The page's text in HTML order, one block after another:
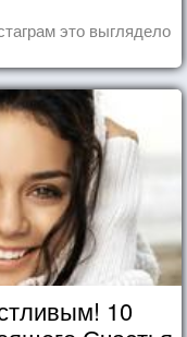
это выглядело
10